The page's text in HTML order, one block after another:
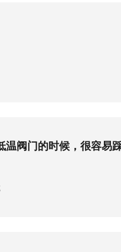
温阀门的时候，很容易